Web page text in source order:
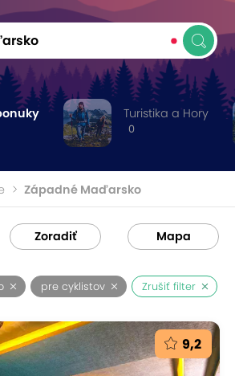
0
Turistika a Hory
Západné Maďarsko
Zoradiť Mapa
pre cyklistov Zrušiť filter
9,2